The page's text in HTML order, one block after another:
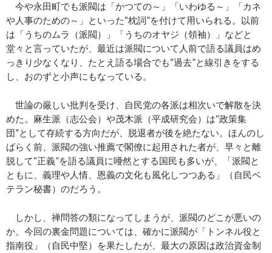
今や永田町でも派閥は「かつての～」「いわゆる～」「カネ
や人事のための～」といった“枕詞”を付けて用いられる。以前
は「うちのムラ（派閥）」「うちのオヤジ（領袖）」などと
堂々と言っていたが、最近は派閥について人前で語る議員はめ
っきり少なくなり、たとえ語る場合でも“過去”と線引きをする
し、おのずと小声にもなっている。
世論の厳しい批判を受け、自民党の各派は相次いで解散を決
めた。麻生派（志公会）や茂木派（平成研究会）は“政策集
団”として存続する方向だが、脱退者が後を絶たない。ほんのし
ばらく前、派閥の強い推薦で閣僚に起用された者が、早々と離
脱して“正義”を語る議員に唖然とする国民も多いが、「派閥と
ともに、義理や人情、恩義の文化も風化しつつある」（自民ベ
テラン秘書）のだろう。
しかし、禅問答の類になってしまうが、派閥のどこが悪いの
か。今回の裏金問題については、確かに派閥が「トンネル役と
指南役」（自民中堅）を果たしたが、最大の原因は政治資金制